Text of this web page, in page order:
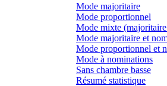
Mode majoritaire
Mode proportionnel
Mode mixte
Mode majoritaire et
Mode proportionnel et
Mode à nominations
Sans chambre basse
Résumé statistique